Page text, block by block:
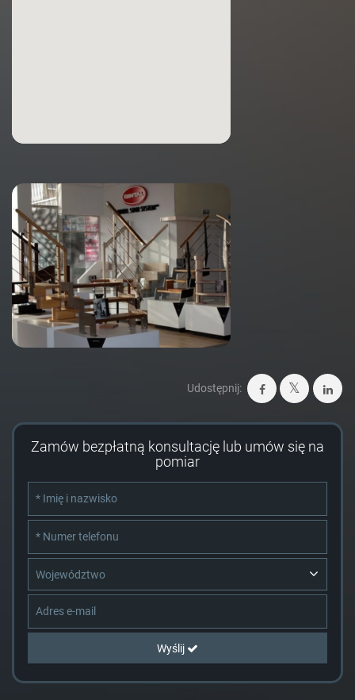
Udostępnij:
Zamów bezpłatną konsultację lub umów się na
pomiar
Województwo
Wyślij